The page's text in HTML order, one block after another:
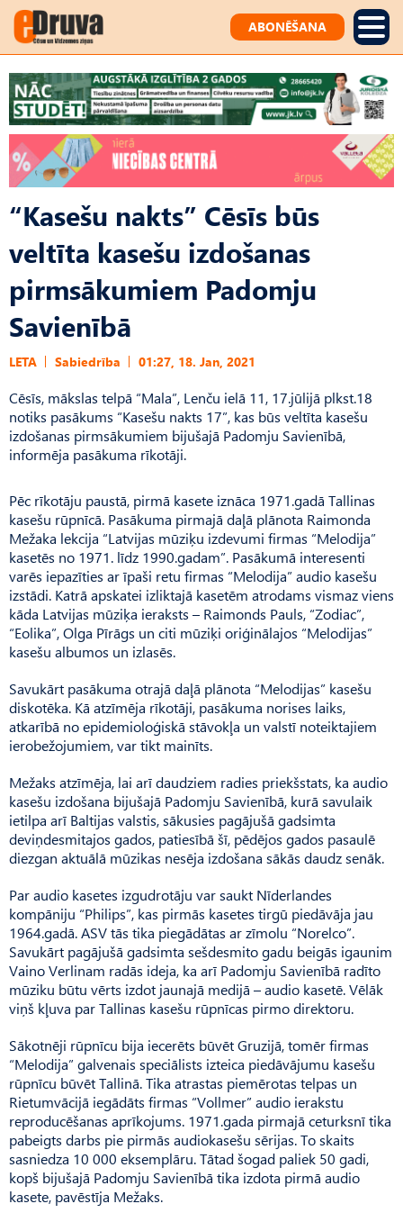
ABONĒŠANA
“Kasešu nakts” Cēsīs būs
veltīta kasešu izdošanas
pirmsākumiem Padomju
Savienībā
LETA Sabiedrība 01:27, 18. Jan, 2021
Cēsīs, mākslas telpā “Mala”, Lenču ielā 11, 17.jūlijā plkst.18
notiks pasākums “Kasešu nakts 17”, kas būs veltīta kasešu
izdošanas pirmsākumiem bijušajā Padomju Savienībā,
informēja pasākuma rīkotāji.
Pēc rīkotāju paustā, pirmā kasete iznāca 1971.gadā Tallinas
kasešu rūpnīcā. Pasākuma pirmajā daļā plānota Raimonda
Mežaka lekcija “Latvijas mūziķu izdevumi firmas “Melodija”
kasetēs no 1971. līdz 1990.gadam”. Pasākumā interesenti
varēs iepazīties ar īpaši retu firmas “Melodija” audio kasešu
izstādi. Katrā apskatei izliktajā kasetēm atrodams vismaz viens
kāda Latvijas mūziķa ieraksts – Raimonds Pauls, “Zodiac”,
“Eolika”, Olga Pīrāgs un citi mūziķi oriģinālajos “Melodijas”
kasešu albumos un izlasēs.
Savukārt pasākuma otrajā daļā plānota “Melodijas” kasešu
diskotēka. Kā atzīmēja rīkotāji, pasākuma norises laiks,
atkarībā no epidemioloģiskā stāvokļa un valstī noteiktajiem
ierobežojumiem, var tikt mainīts.
Mežaks atzīmēja, lai arī daudziem radies priekšstats, ka audio
kasešu izdošana bijušajā Padomju Savienībā, kurā savulaik
ietilpa arī Baltijas valstis, sākusies pagājušā gadsimta
deviņdesmitajos gados, patiesībā šī, pēdējos gados pasaulē
diezgan aktuālā mūzikas nesēja izdošana sākās daudz senāk.
Par audio kasetes izgudrotāju var saukt Nīderlandes
kompāniju “Philips”, kas pirmās kasetes tirgū piedāvāja jau
1964.gadā. ASV tās tika piegādātas ar zīmolu “Norelco”.
Savukārt pagājušā gadsimta sešdesmito gadu beigās igaunim
Vaino Verlinam radās ideja, ka arī Padomju Savienībā radīto
mūziku būtu vērts izdot jaunajā medijā – audio kasetē. Vēlāk
viņš kļuva par Tallinas kasešu rūpnīcas pirmo direktoru.
Sākotnēji rūpnīcu bija iecerēts būvēt Gruzijā, tomēr firmas
“Melodija” galvenais speciālists izteica piedāvājumu kasešu
rūpnīcu būvēt Tallinā. Tika atrastas piemērotas telpas un
Rietumvācijā iegādāts firmas “Vollmer” audio ierakstu
reproducēšanas aprīkojums. 1971.gada pirmajā ceturksnī tika
pabeigts darbs pie pirmās audiokasešu sērijas. To skaits
sasniedza 10 000 eksemplāru. Tātad šogad paliek 50 gadi,
kopš bijušajā Padomju Savienībā tika izdota pirmā audio
kasete, pavēstīja Mežaks.